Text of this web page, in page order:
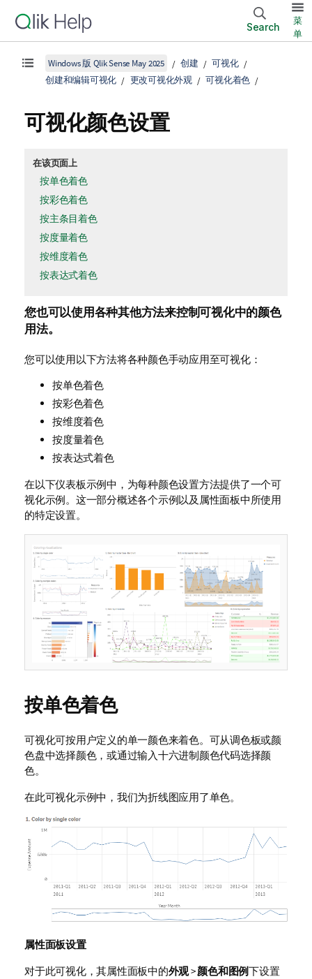
Search
菜
单
Windows 版 Qlik Sense May 2025 创建
可视化
创建和编辑可视化
更改可视化外观 可视化着色
可视化颜色设置
在该页面上
按单色着色
按彩色着色
按主条目着色
按度量着色
按维度着色
按表达式着色
您也可以使用各种其他方法来控制可视化中的颜色
用法。
您可以使用以下方法将各种颜色手动应用至可视化：
按单色着色
按彩色着色
按维度着色
按度量着色
按表达式着色
在以下仪表板示例中，为每种颜色设置方法提供了一个可
视化示例。这一部分概述各个示例以及属性面板中所使用
的特定设置。
按单色着色
可视化可按用户定义的单一颜色来着色。可从调色板或颜
色盘中选择颜色，或通过输入十六进制颜色代码选择颜
色。
在此可视化示例中，我们为折线图应用了单色。
属性面板设置
对于此可视化，其属性面板中的外观>颜色和图例下设置